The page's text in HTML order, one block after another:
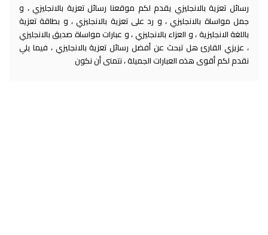
رسائل تعزية بالانجليزي يقدم لكم موقعنا رسائل تعزية بالانجليزي ، و
جمل مواساة بالانجليزي ، و رد على تعزية بالانجليزي ، و بطاقة تعزية
باللغة الانجليزية ، و العزاء بالانجليزي ، و عبارات مواساة صديق بالانجليزي
، عزيزي القارئ هل تبحث عن أفضل رسائل تعزية بالانجليزي ، فيما يلي
نقدم لكم أقوى هذه العبارات الجميلة ، نتمنى أن نكون